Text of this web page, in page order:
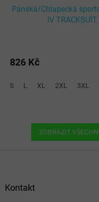
Pánská/Chlapecká
IV
826 Kč
S L XL 2XL 3XL
ZOBRAZIT
Kontakt